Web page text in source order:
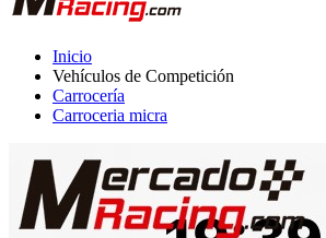
Inicio
Vehículos de Competición
Carrocería
Carroceria micra